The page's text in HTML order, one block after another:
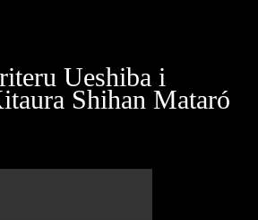
Ueshiba i
Shihan Mataró